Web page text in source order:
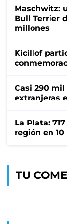
Maschwitz:
Bull Terrier
millones
Kicillof
Casi 290
extranjeras
La Plata:
región en 10
TU